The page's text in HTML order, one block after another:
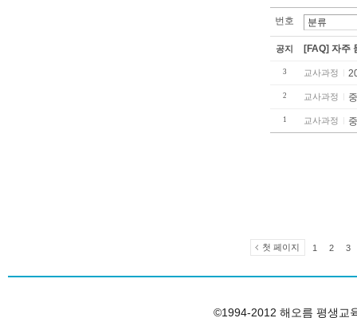
번호
공지 [FAQ] 자주
3 교사과정
2 교사과정
1 교사과정
첫 페이지 1 2 3
©1994-2012 해오름 평생교